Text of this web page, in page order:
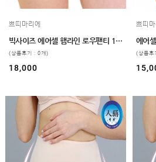
쁘띠마리에
빅사이즈 에어셀 햄라인 로우팬티 110,120 2color
(상품후기 : 0개)
18,000
쁘띠마
(상품후
COMMUNITY
GUIDE